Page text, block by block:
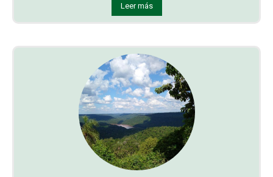
Leer más